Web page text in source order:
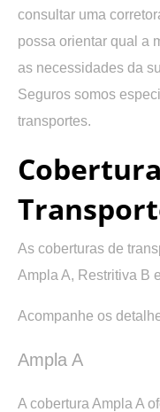
consultar uma
possa orientar qual a
as necessidades da
Seguros somos
transportes.
As coberturas de
Ampla A, Restritiva B
Acompanhe os
Ampla A
A cobertura Ampla A